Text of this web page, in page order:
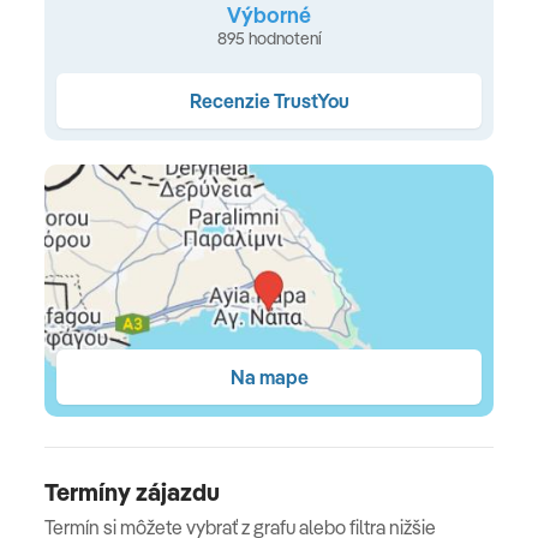
slnečníky za poplatok • plážové osušky (za depozit) •
možnosť vodných športov (za poplatok)
vlasov • župan a papučky • telefón • SAT TV • trezor •
kanvica, kávový a čajový set • minibar • balkón alebo
terasa
TYPY IZIEB:
Štandardná izba (28 m², 1 miestnosť pre max. 3 osoby,
výhľad do záhrady, bočný výhľad na more/výhľad na
more)
raňajky • polpenzia (nápoje za doplatok) • plná penzia
Výborné
895 hodnotení
Recenzie TrustYou
Na mape
Termíny zájazdu
Termín si môžete vybrať z grafu alebo filtra nižšie